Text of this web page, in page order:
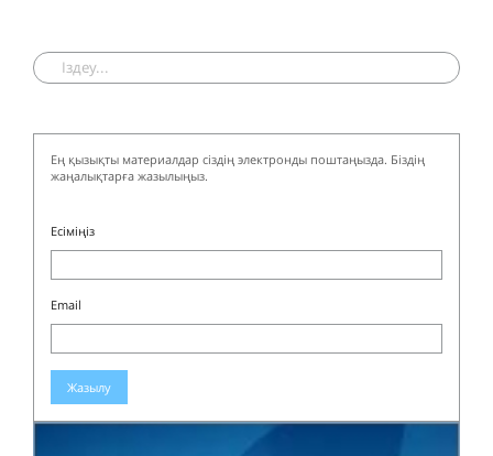
Ең қызықты материалдар сіздің электронды поштаңызда. Біздің
жаңалықтарға жазылыңыз.
Есіміңіз
Email
Жазылу